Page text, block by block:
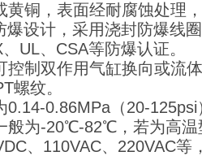
铜，表面经耐腐蚀处理
设计，采用浇封防爆线
UL、CSA等防爆认证。
制双作用气缸换向或流
螺纹。
0.86MPa（20-125psi
般为-20℃-82℃，若为高温
、110VAC、220VAC等